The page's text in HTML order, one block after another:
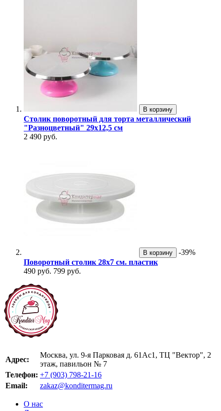
В корзину
Столик поворотный для торта металлический
"Разноцветный" 29х12,5 см
2 490 руб.
В корзину
-39%
Поворотный столик 28х7 см. пластик
490 руб. 799 руб.
Адрес:
Москва, ул. 9-я Парковая д. 61Ас1, ТЦ "Вектор", 2
этаж, павильон № 7
Телефон: +7 (903) 798-21-16
Email:
zakaz@konditermag.ru
О нас